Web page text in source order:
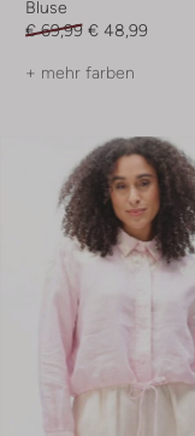
Bluse
€ 69,99 € 48,99
+ mehr farben